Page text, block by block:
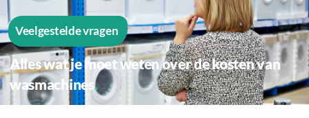
Veelgestelde vragen
Alles wat je moet weten over de kosten van
wasmachines